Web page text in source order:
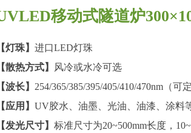
移动式隧道炉
【灯珠】 进口LED灯珠
【散热方式】
风冷或水冷可选
【波长】 254/365/385/395/405/410/470nm（可
【应用】 UV胶水、油墨、光油、油漆、涂料
【发光尺寸】 标准尺寸为20~500mm长度，